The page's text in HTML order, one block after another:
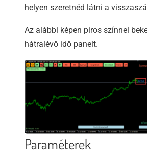
helyen szeretnéd látni a
Az alábbi képen piros színnel
hátralévő idő panelt.
Paraméterek